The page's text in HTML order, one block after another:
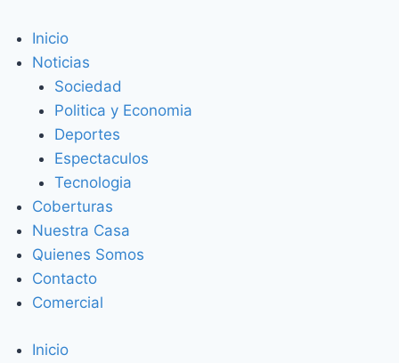
Inicio
Noticias
Sociedad
Politica y Economia
Deportes
Espectaculos
Tecnologia
Coberturas
Nuestra Casa
Quienes Somos
Contacto
Comercial
Inicio